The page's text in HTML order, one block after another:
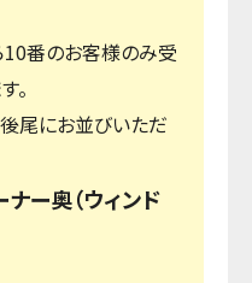
番のお客様のみ受
。
尾にお並びいただ
ー奥（ウィンド